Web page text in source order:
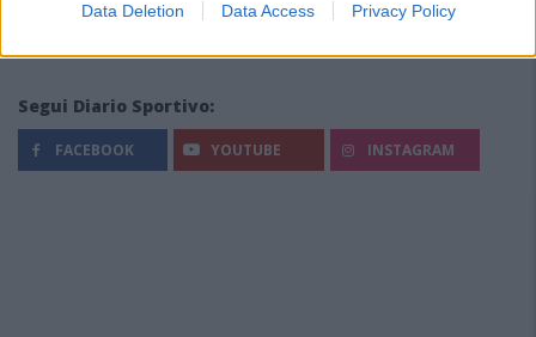
Data Deletion Data Access Privacy Policy
Segui Diario Sportivo:
FACEBOOK YOUTUBE INSTAGRAM